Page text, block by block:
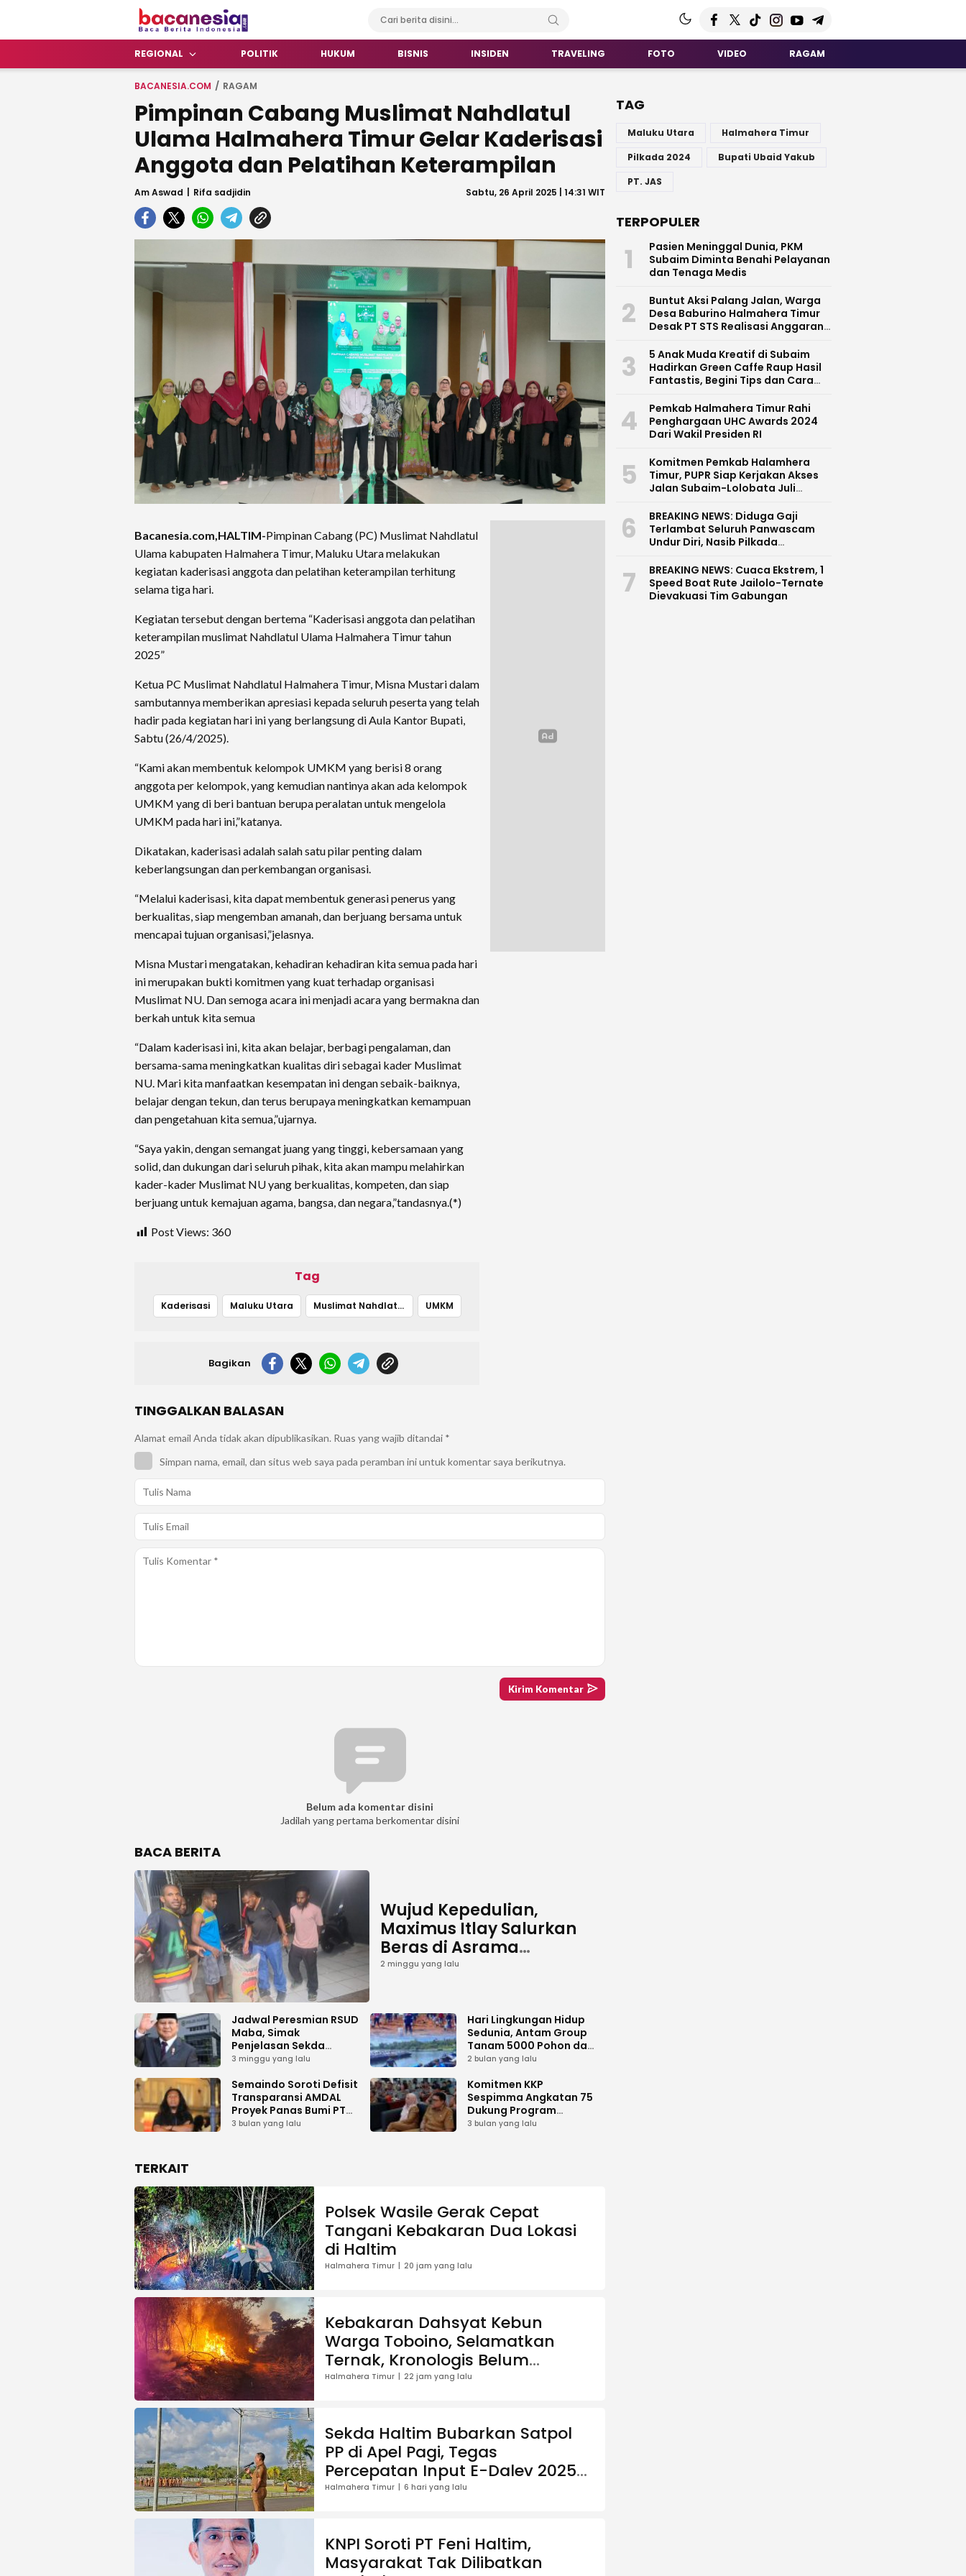
Bacanesia.com
Baca Berita Indonesia
REGIONAL POLITIK HUKUM BISNIS INSIDEN TRAVELING FOTO VIDEO RAGAM
BACANESIA.COM RAGAM
Pimpinan Cabang Muslimat Nahdlatul
Ulama Halmahera Timur Gelar Kaderisasi
Anggota dan Pelatihan Keterampilan
Am Aswad Rifa sadjidin Sabtu, 26 April 2025 | 14:31 WIT
Bacanesia.com,HALTIM-Pimpinan Cabang (PC) Muslimat Nahdlatul
Ulama kabupaten Halmahera Timur, Maluku Utara melakukan
kegiatan kaderisasi anggota dan pelatihan keterampilan terhitung
selama tiga hari.
Kegiatan tersebut dengan bertema “Kaderisasi anggota dan pelatihan
keterampilan muslimat Nahdlatul Ulama Halmahera Timur tahun
2025”
Ketua PC Muslimat Nahdlatul Halmahera Timur, Misna Mustari dalam
sambutannya memberikan apresiasi kepada seluruh peserta yang telah
hadir pada kegiatan hari ini yang berlangsung di Aula Kantor Bupati,
Sabtu (26/4/2025).
“Kami akan membentuk kelompok UMKM yang berisi 8 orang
anggota per kelompok, yang kemudian nantinya akan ada kelompok
UMKM yang di beri bantuan berupa peralatan untuk mengelola
UMKM pada hari ini,”katanya.
Dikatakan, kaderisasi adalah salah satu pilar penting dalam
keberlangsungan dan perkembangan organisasi.
“Melalui kaderisasi, kita dapat membentuk generasi penerus yang
berkualitas, siap mengemban amanah, dan berjuang bersama untuk
mencapai tujuan organisasi,”jelasnya.
Misna Mustari mengatakan, kehadiran kehadiran kita semua pada hari
ini merupakan bukti komitmen yang kuat terhadap organisasi
Muslimat NU. Dan semoga acara ini menjadi acara yang bermakna dan
berkah untuk kita semua
“Dalam kaderisasi ini, kita akan belajar, berbagi pengalaman, dan
bersama-sama meningkatkan kualitas diri sebagai kader Muslimat
NU. Mari kita manfaatkan kesempatan ini dengan sebaik-baiknya,
belajar dengan tekun, dan terus berupaya meningkatkan kemampuan
dan pengetahuan kita semua,”ujarnya.
“Saya yakin, dengan semangat juang yang tinggi, kebersamaan yang
solid, dan dukungan dari seluruh pihak, kita akan mampu melahirkan
kader-kader Muslimat NU yang berkualitas, kompeten, dan siap
berjuang untuk kemajuan agama, bangsa, dan negara,”tandasnya.(*)
Post Views: 360
Tag
Kaderisasi Maluku Utara Muslimat Nahdlatul Ulama Halmahera Timur UMKM
Bagikan
TINGGALKAN BALASAN
Alamat email Anda tidak akan dipublikasikan. Ruas yang wajib ditandai *
Simpan nama, email, dan situs web saya pada peramban ini untuk komentar saya berikutnya.
Belum ada komentar disini
Jadilah yang pertama berkomentar disini
BACA BERITA
Wujud Kepedulian,
Maximus Itlay Salurkan
Beras di Asrama
Mahasiswa Putra dan
2 minggu yang lalu
Jadwal Peresmian RSUD
Maba, Simak
Penjelasan Sekda
Haltim
3 minggu yang lalu
Hari Lingkungan Hidup
Sedunia, Antam Group
Tanam 5000 Pohon dan
Aksi Bersih di Sofifi
2 bulan yang lalu
Semaindo Soroti Defisit
Transparansi AMDAL
Proyek Panas Bumi PT
Geodipa Energi di
3 bulan yang lalu
Komitmen KKP
Sespimma Angkatan 75
Dukung Program
Prioritas Swasembada
3 bulan yang lalu
TERKAIT
Polsek Wasile Gerak Cepat
Tangani Kebakaran Dua Lokasi
di Haltim
Halmahera Timur 20 jam yang lalu
Kebakaran Dahsyat Kebun
Warga Toboino, Selamatkan
Ternak, Kronologis Belum
Diketahui
Halmahera Timur 22 jam yang lalu
Sekda Haltim Bubarkan Satpol
PP di Apel Pagi, Tegas
Percepatan Input E-Dalev 2025-
2026
Halmahera Timur 6 hari yang lalu
KNPI Soroti PT Feni Haltim,
Masyarakat Tak Dilibatkan
TAG
Maluku Utara
Halmahera Timur
Pilkada 2024
Bupati Ubaid Yakub
PT. JAS
TERPOPULER
1
Pasien Meninggal Dunia, PKM
Subaim Diminta Benahi Pelayanan
dan Tenaga Medis
2
Buntut Aksi Palang Jalan, Warga
Desa Baburino Halmahera Timur
Desak PT STS Realisasi Anggaran
3
5 Anak Muda Kreatif di Subaim
Hadirkan Green Caffe Raup Hasil
Fantastis, Begini Tips dan Cara
4
Pemkab Halmahera Timur Rahi
Penghargaan UHC Awards 2024
Dari Wakil Presiden RI
5
Komitmen Pemkab Halamhera
Timur, PUPR Siap Kerjakan Akses
Jalan Subaim-Lolobata Juli
6
BREAKING NEWS: Diduga Gaji
Terlambat Seluruh Panwascam
Undur Diri, Nasib Pilkada
7
BREAKING NEWS: Cuaca Ekstrem, 1
Speed Boat Rute Jailolo-Ternate
Dievakuasi Tim Gabungan